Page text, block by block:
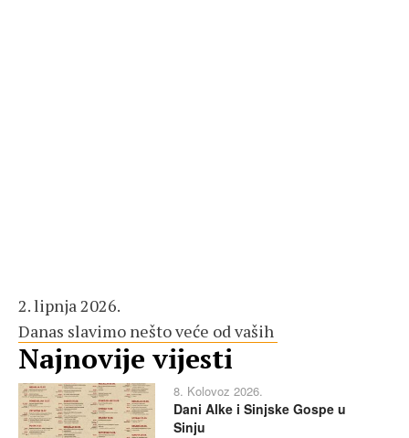
2. lipnja 2026.
Danas slavimo nešto veće od vaših
Najnovije vijesti
8. Kolovoz 2026.
Dani Alke i Sinjske Gospe u
Sinju